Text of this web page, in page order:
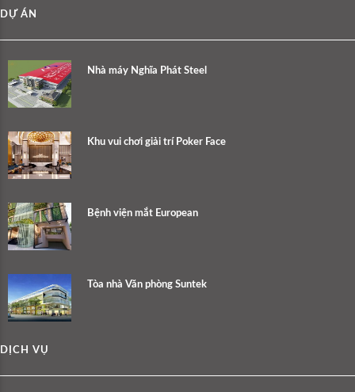
DỰ ÁN
Nhà máy Nghĩa Phát Steel
Khu vui chơi giải trí Poker Face
Bệnh viện mắt European
Tòa nhà Văn phòng Suntek
DỊCH VỤ